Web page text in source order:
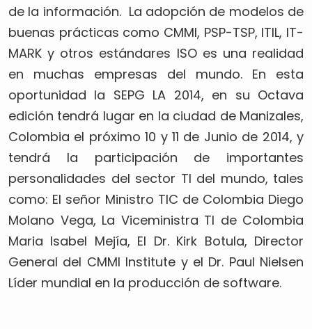
de la información. La adopción de modelos de
buenas prácticas como CMMI, PSP-TSP, ITIL, IT-
MARK y otros estándares ISO es una realidad
en muchas empresas del mundo. En esta
oportunidad la SEPG LA 2014, en su Octava
edición tendrá lugar en la ciudad de Manizales,
Colombia el próximo 10 y 11 de Junio de 2014, y
tendrá la participación de importantes
personalidades del sector TI del mundo, tales
como: El señor Ministro TIC de Colombia Diego
Molano Vega, La Viceministra TI de Colombia
Maria Isabel Mejía, El Dr. Kirk Botula, Director
General del CMMI Institute y el Dr. Paul Nielsen
Líder mundial en la producción de software.